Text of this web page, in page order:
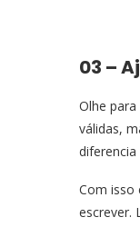
03 –
Olhe
válidas,
Com isso
escrever.